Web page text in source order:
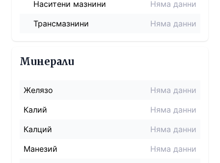
Наситени мазнини
Няма данни
Трансмазнини
Няма данни
Минерали
Желязо
Няма данни
Калий
Няма данни
Калций
Няма данни
Манезий
Няма данни